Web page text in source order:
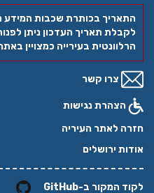
התאריך בכותרת שכבות
לקבלת תאריך העדכון ניתן
הרלוונטית בעירייה כמצויין
צרו קשר
הצהרת נגישות
חזרה לאתר העיריה
אודות ירושלים
לקוד המקור ב-GitHub